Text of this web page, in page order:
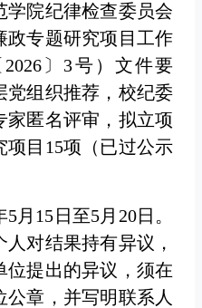
学院纪律检查委员会
政专题研究项目工作
〕3号）文件要
党组织推荐，校纪委
家匿名评审，拟立项
项目15项（已过公示
月15日至5月20日。
对结果持有异议，
位提出的异议，须在
章，并写明联系人